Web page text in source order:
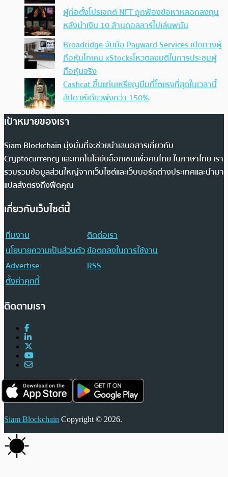
ผู้ก่อตั้งโปรเจกต์ NFT ถูกฟ้องข้อหาหลอกลงทุน
หลังนำเงิน 10 ล้านดอลลาร์ไปเล่นพนัน
Broadridge จับมือ Payward Services เปิดทางผู้
ถือหุ้นโทเคน xStocksโหวตลงมติในการประชุมผู้
ถือหุ้นจริง
Cashcat ขึ้นแท่นเหรียญมีมที่โตแรงที่สุดในเวลานี้
สัปดาห์เดียวพุ่งกว่า 150%
เป้าหมายของเรา
Siam Blockchain มุ่งมั่นที่จะช่วยนำเสนอสารเกี่ยวกับ
Cryptocurrency และเทคโนโลยีบล็อกเชนเพื่อคนไทย ในภาษาไทย เรา
รวบรวมข้อมูลส่วนใหญ่จากเว็บไซต์และเว็บบอร์ดต่างประเทศและนำมา
แปลส่งตรงถึงฟีดคุณ
เกี่ยวกับเว็บไซต์นี้
ทีมงาน
ติดต่อเรา
นโยบายความเป็นส่วนตัวข้อตกลงในการใช้งาน
Advertise
RSS
ตั้งค่าคุกกี้
ติดตามเรา
Siam Blockchain Copyright © 2026.